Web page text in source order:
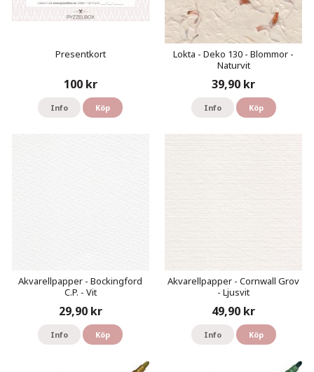
Presentkort
100 kr
Info Köp
Lokta - Deko 130 - Blommor -
Naturvit
39,90 kr
Info Köp
Akvarellpapper - Bockingford
C.P. - Vit
29,90 kr
Info Köp
Akvarellpapper - Cornwall Grov
- Ljusvit
49,90 kr
Info Köp